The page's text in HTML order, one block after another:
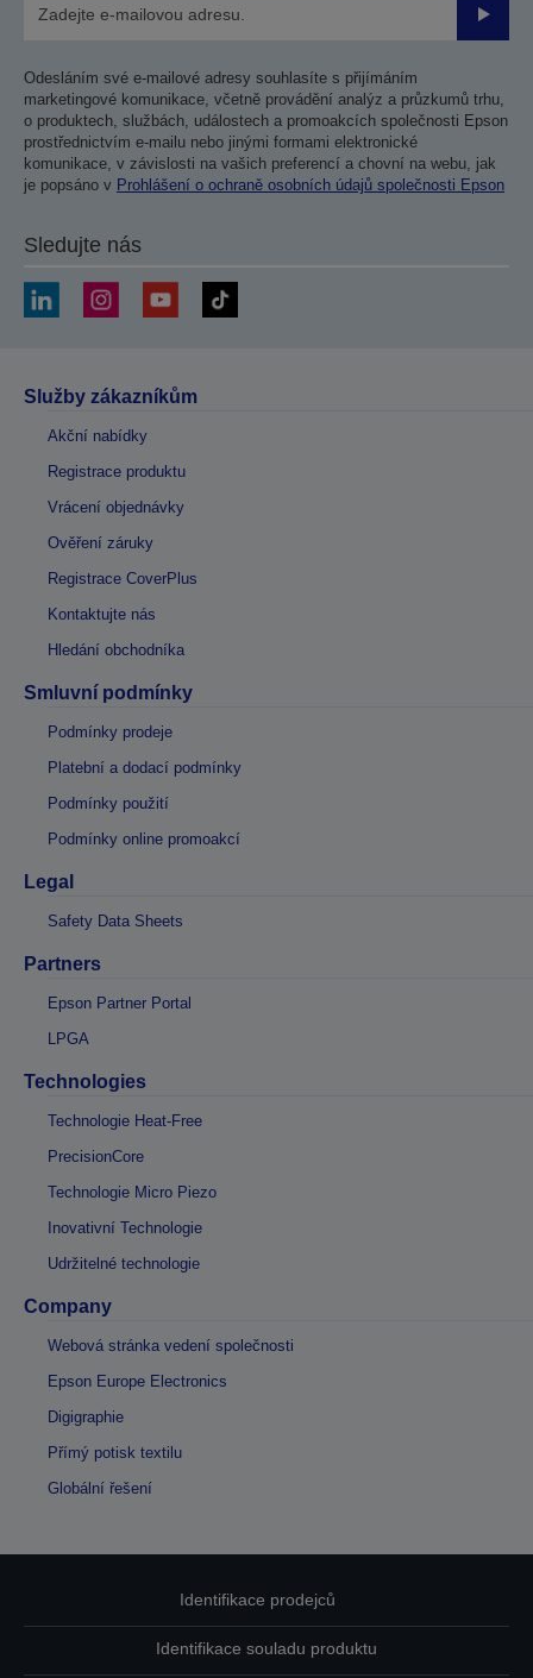
Odesláním své e-mailové adresy souhlasíte s přijímáním
marketingové komunikace, včetně provádění analýz a průzkumů trhu,
o produktech, službách, událostech a promoakcích společnosti Epson
prostřednictvím e-mailu nebo jinými formami elektronické
komunikace, v závislosti na vašich preferencí a chovní na webu, jak
je popsáno v Prohlášení o ochraně osobních údajů společnosti Epson
Sledujte nás
Služby zákazníkům
Akční nabídky
Registrace produktu
Vrácení objednávky
Ověření záruky
Registrace CoverPlus
Kontaktujte nás
Hledání obchodníka
Smluvní podmínky
Podmínky prodeje
Platební a dodací podmínky
Podmínky použití
Podmínky online promoakcí
Legal
Safety Data Sheets
Partners
Epson Partner Portal
LPGA
Technologies
Technologie Heat-Free
PrecisionCore
Technologie Micro Piezo
Inovativní Technologie
Udržitelné technologie
Company
Webová stránka vedení společnosti
Epson Europe Electronics
Digigraphie
Přímý potisk textilu
Globální řešení
Identifikace prodejců
Identifikace souladu produktu